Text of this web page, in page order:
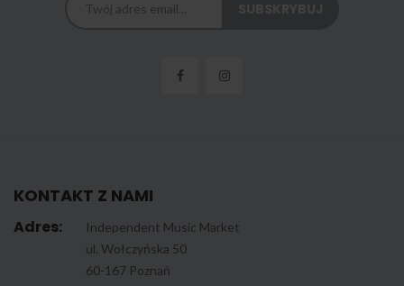
KONTAKT Z NAMI
Adres:
Independent Music Market
ul. Wołczyńska 50
60-167 Poznań